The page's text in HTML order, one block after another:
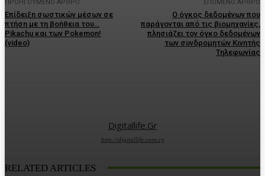
ΠΡΟΗΓΟΎΜΕΝΟ ΆΡΘΡΟ
Επίδειξη σωστικών μέσων σε
πτήση με τη βοήθεια του…
Pikachu και των Pokemon!
(video)
ΕΠΌΜΕΝΟ ΆΡΘΡΟ
Ο όγκος δεδομένων που
παράγονται από τις βιομηχανίες,
πλησιάζει τον όγκο δεδομένων
των συνδρομητών Κινητής
Τηλεφωνίας
Digitallife.gr
http://digitallife.com.cy
RELATED ARTICLES